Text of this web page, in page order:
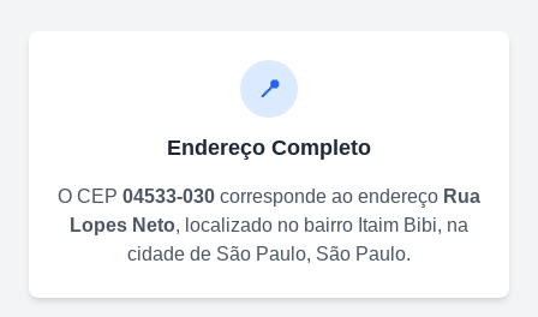
📍
Endereço Completo
O CEP 04533-030 corresponde ao endereço Rua
Lopes Neto, localizado no bairro Itaim Bibi, na
cidade de São Paulo, São Paulo.